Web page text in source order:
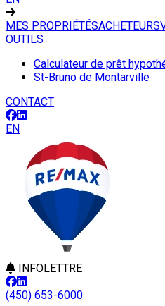
MES PROPRIÉTÉSACHETEURS
OUTILS
Calculateur de prêt
St-Bruno de Montarville
CONTACT
EN
INFOLETTRE
(450) 653-6000